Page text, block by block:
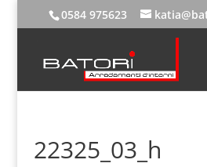
0584 975623
22325_03_h